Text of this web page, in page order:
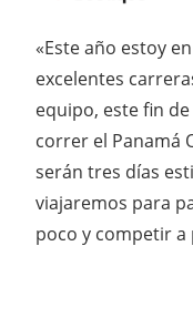
«Este año estoy
excelentes
equipo, este fin
correr el Panamá
serán tres días
viajaremos para
poco y competir